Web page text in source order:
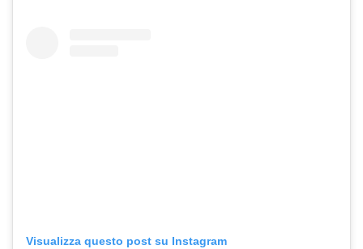
Visualizza questo post su Instagram